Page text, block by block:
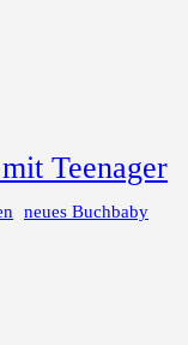
Teenager
neues Buchbaby